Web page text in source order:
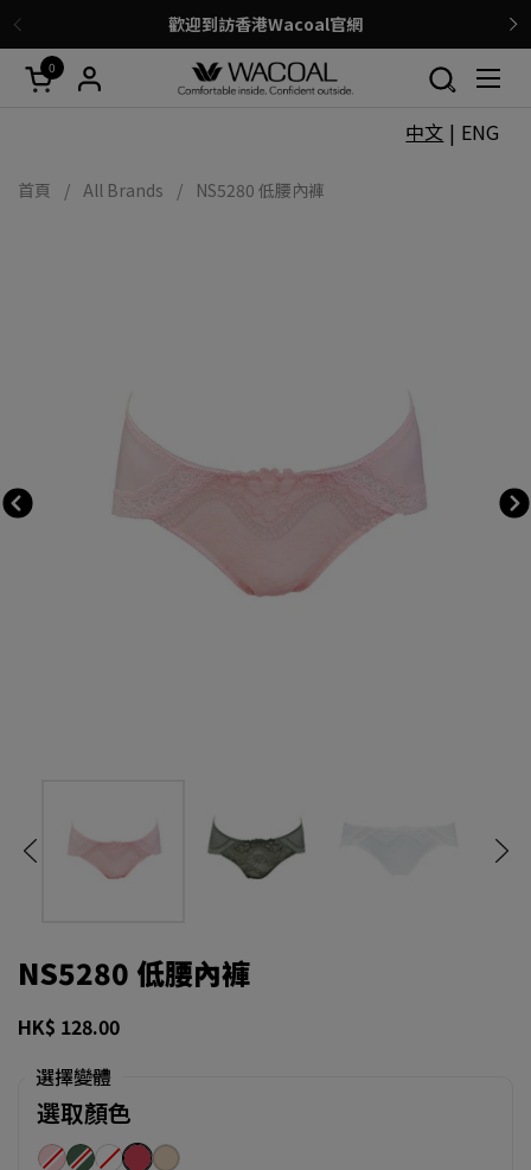
跳至內容
上一步
歡迎到訪香港Wacoal官網
開啟購物車
0
開
中文 | ENG
首頁 / All Brands / NS5280 低腰內褲
上一張投影片
NS5280 低腰內褲
HK$ 128.00
選擇變體
選取顏色
NS5280 粉紅色 (3P)
NS5280 綠色 (KE)
NS5280 白色 (WH)
NS5280 紅色 (RB)
NS5280 膚色 (SZ)